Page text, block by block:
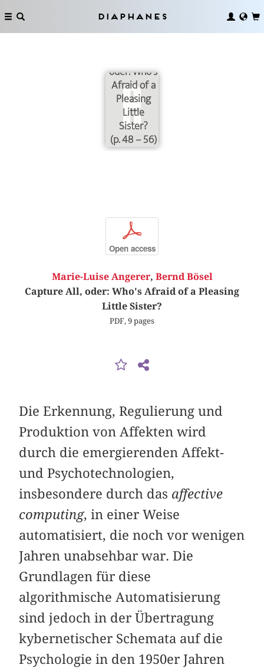
Diaphanes
oder: Who's
Afraid of a
Pleasing
Little
Sister?
(p. 48 – 56)
p
Open access
Marie-Luise Angerer, Bernd Bösel
Capture All, oder: Who's Afraid of a Pleasing
Little Sister?
PDF, 9 pages
Die Erkennung, Regulierung und
Produktion von Affekten wird
durch die emergierenden Affekt-
und Psychotechnologien,
insbesondere durch das affective
computing, in einer Weise
automatisiert, die noch vor wenigen
Jahren unabsehbar war. Die
Grundlagen für diese
algorithmische Automatisierung
sind jedoch in der Übertragung
kybernetischer Schemata auf die
Psychologie in den 1950er Jahren